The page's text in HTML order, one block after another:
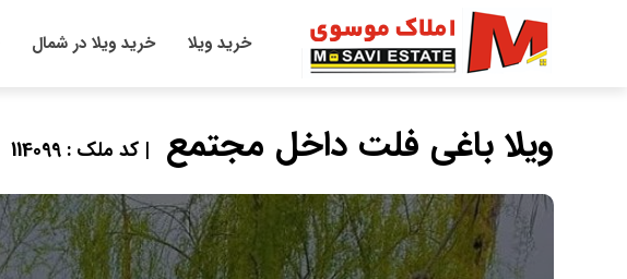
خرید ویلا خرید ویلا در شمال
ویلا باغی فلت داخل مجتمع | کد ملک : 114099